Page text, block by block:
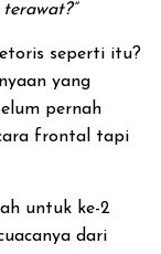
seperti itu?
yang
pernah
frontal tapi
untuk ke-2
dari